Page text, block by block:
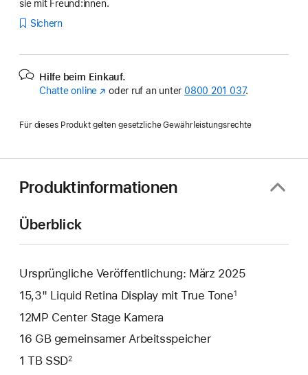
sie mit Freund:innen.
Sichern
Hilfe beim Einkauf.
Chatte online (Öffnet
Fenster)
oder ruf an unter 0800 201 037.
Für dieses Produkt gelten gesetzliche Gewährleistungsrechte
Produktinformationen
Überblick
Ursprüngliche Veröffentlichung: März 2025
15,3" Liquid Retina Display mit True Tone1
12MP Center Stage Kamera
16 GB gemeinsamer Arbeitsspeicher
1 TB SSD2